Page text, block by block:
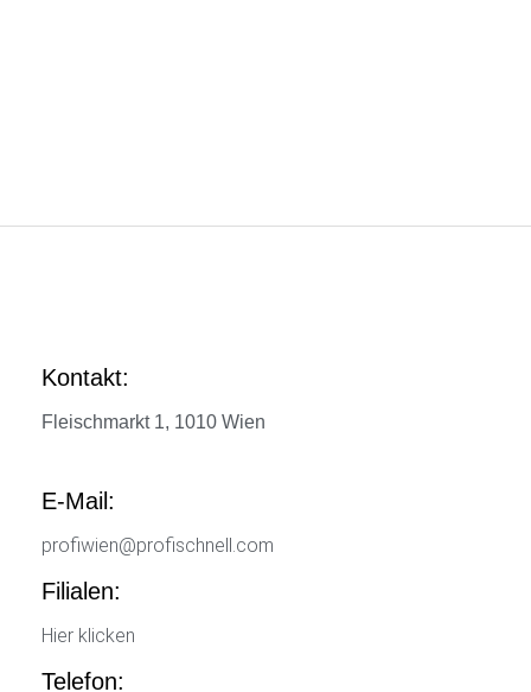
Kontakt:
Fleischmarkt 1, 1010 Wien
E-Mail:
profiwien@profischnell.com
Filialen:
Hier klicken
Telefon: